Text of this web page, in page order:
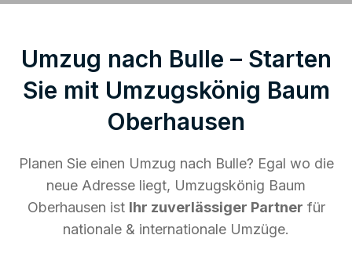
Umzug nach Bulle – Starten
Sie mit Umzugskönig Baum
Oberhausen
Planen Sie einen Umzug nach Bulle? Egal wo die
neue Adresse liegt, Umzugskönig Baum
Oberhausen ist Ihr zuverlässiger Partner für
nationale & internationale Umzüge.